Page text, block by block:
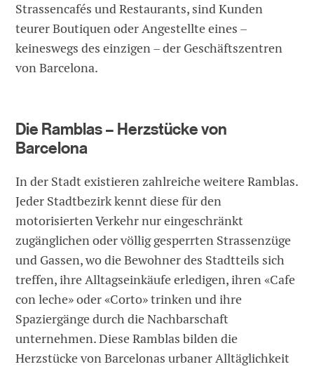
Strassencafés und Restaurants, sind Kunden
teurer Boutiquen oder Angestellte eines –
keineswegs des einzigen – der Geschäftszentren
von Barcelona.
Die Ramblas – Herzstücke von
Barcelona
In der Stadt existieren zahlreiche weitere Ramblas.
Jeder Stadtbezirk kennt diese für den
motorisierten Verkehr nur eingeschränkt
zugänglichen oder völlig gesperrten Strassenzüge
und Gassen, wo die Bewohner des Stadtteils sich
treffen, ihre Alltagseinkäufe erledigen, ihren «Cafe
con leche» oder «Corto» trinken und ihre
Spaziergänge durch die Nachbarschaft
unternehmen. Diese Ramblas bilden die
Herzstücke von Barcelonas urbaner Alltäglichkeit